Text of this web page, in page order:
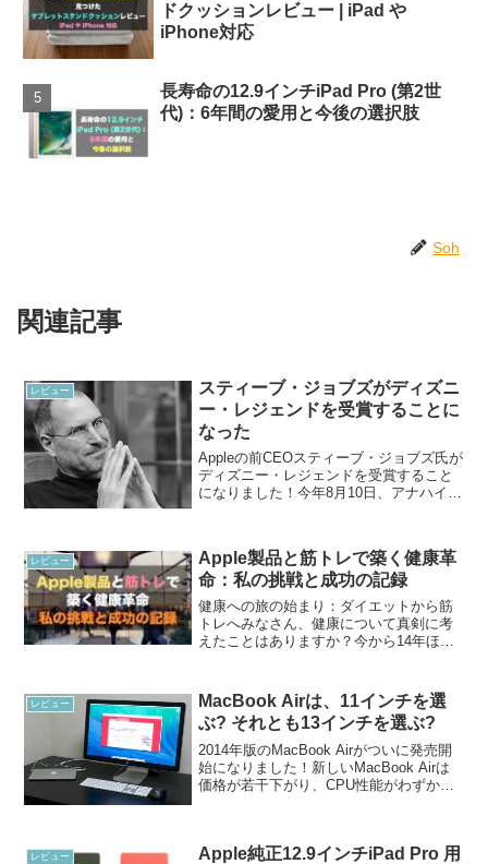
ドクッションレビュー | iPad や
iPhone対応
長寿命の12.9インチiPad Pro (第2世
代)：6年間の愛用と今後の選択肢
Soh
関連記事
レビュー
スティーブ・ジョブズがディズニ
ー・レジェンドを受賞することに
なった
Appleの前CEOスティーブ・ジョブズ氏が
ディズニー・レジェンドを受賞すること
になりました！今年8月10日、アナハイ
こと。ディズニーレジェンドは、1987年
に創...
レビュー
Apple製品と筋トレで築く健康革
命：私の挑戦と成功の記録
健康への旅の始まり：ダイエットから筋
トレへみなさん、健康について真剣に考
えたことはありますか？今から14年ほど
思えば、それほど極端に太っていたわけ
ではありません...
レビュー
MacBook Airは、11インチを選
ぶ? それとも13インチを選ぶ?
2014年版のMacBook Airがついに発売開
始になりました！新しいMacBook Airは
価格が若干下がり、CPU性能がわずかに
レビュー
Apple純正12.9インチiPad Pro 用